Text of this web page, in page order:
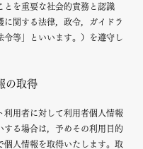
とを重要な社会的責務と認識
に関する法律，政令，ガイドラ
令等」といいます。）を遵守し
の取得
利用者に対して利用者個人情報
する場合は，予めその利用目的
個人情報を取得いたします。取